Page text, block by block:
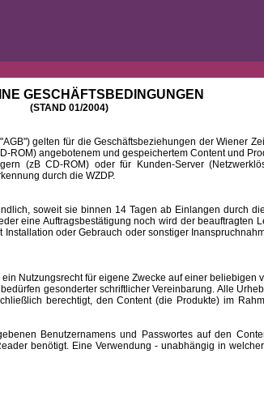
GESCHÄFTSBEDINGUNGEN
(STAND 01/2004)
gelten für die Geschäftsbeziehungen der Wiener
ROM) angebotenem und gespeichertem Content und
(zB CD-ROM) oder für Kunden-Server
durch die WZDP.
soweit sie binnen 14 Tagen ab Einlangen durch
eine Auftragsbestätigung noch wird der beauftragten
oder Gebrauch oder sonstiger
Nutzungsrecht für eigene Zwecke auf einer beliebigen
gesonderter schriftlicher Vereinbarung. Alle
berechtigt, den Content (die Produkte) im
Benutzernamens und Passwortes auf den
benötigt. Eine Verwendung - unabhängig in